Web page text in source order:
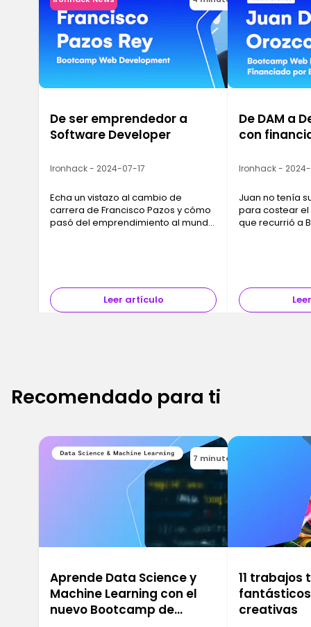
De ser emprendedor a
Software Developer
Ironhack - 2024-07-17
Echa un vistazo al cambio de
carrera de Francisco Pazos y cómo
pasó del emprendimiento al mundo
Leer artículo
De DAM a
con
Ironhack -
Juan no tenía
para costear
que recurrió a
Recomendado para ti
7 minutes
Aprende Data Science y
Machine Learning con el
nuevo Bootcamp de
11 trabajos
creativas